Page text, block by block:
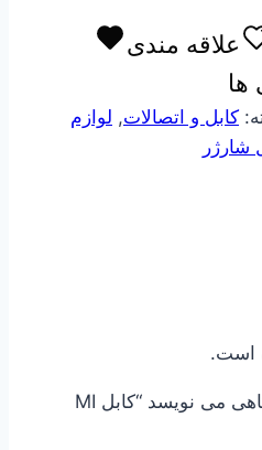
علاقه مندی
ها
کابل و اتصالات, لوازم
شارژر
است.
اولین کسی باشید که دیدگاهی می نویسد “کابل MI